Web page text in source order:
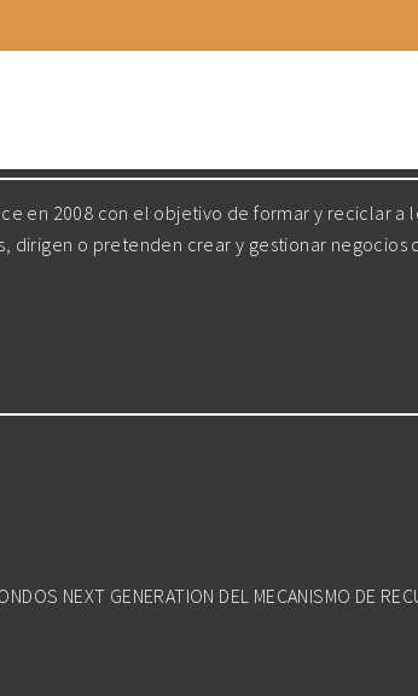
en 2008 con el objetivo de formar y reciclar a
dirigen o pretenden crear y gestionar negocios
NEXT GENERATION DEL MECANISMO DE